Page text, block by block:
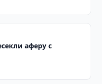
аферу с